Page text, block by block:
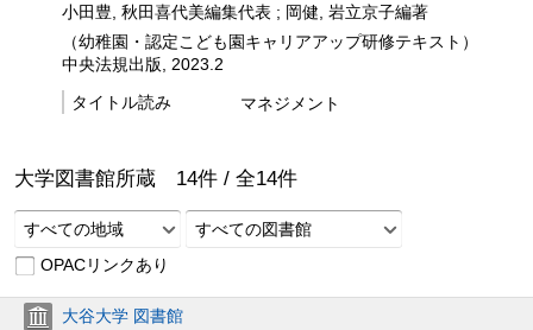
小田豊, 秋田喜代美編集代表 ; 岡健, 岩立京子編著
（幼稚園・認定こども園キャリアアップ研修テキスト）
中央法規出版, 2023.2
タイトル読み
マネジメント
大学図書館所蔵 14件 / 全14件
すべての地域
すべての図書館
OPACリンクあり
大谷大学 図書館